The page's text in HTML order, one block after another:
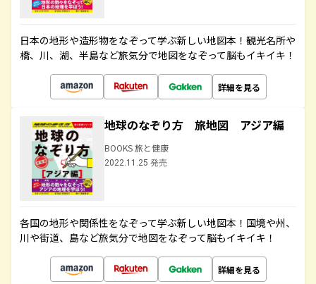
日本の地形や造形物をなぞって学ぶ新しい地図本！観光名所や
橋、川、湖、半島など旅気分で地図をなぞって脳もイキイキ！
詳細を見る
地球のなぞり方 旅地図 アジア編
BOOKS 旅と健康
2022.11.25 発売
各国の地形や関係性をなぞって学ぶ新しい地図本！国境や州、
川や街道、島など旅気分で地図をなぞって脳もイキイキ！
詳細を見る